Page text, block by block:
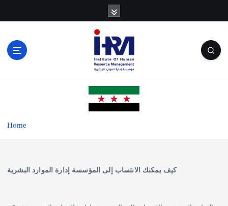
Home
كيف يمكنك الانتساب إلى المؤسسة إدارة الموارد البشرية